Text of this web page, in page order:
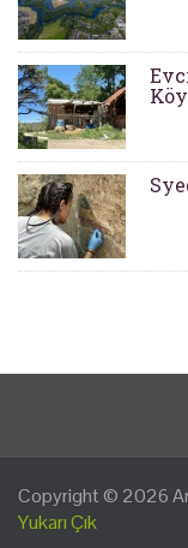
Copyright © 2026
Yukarı Çık